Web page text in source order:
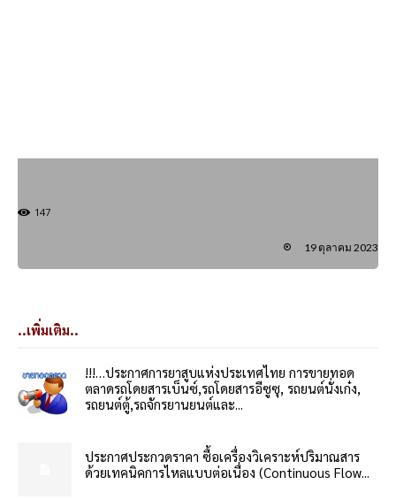
147
19 ตุลาคม 2023
..เพิ่มเติม..
!!!…ประกาศการยาสูบแห่งประเทศไทย การขายทอด
ตลาดรถโดยสารเบ็นซ์,รถโดยสารอีซูซุ, รถยนต์นั่งเก๋ง,
รถยนต์ตู้,รถจักรยานยนต์และ...
ประกาศประกวดราคา ซื้อเครื่องวิเคราะห์ปริมาณสาร
ด้วยเทคนิคการไหลแบบต่อเนื่อง (Continuous Flow...